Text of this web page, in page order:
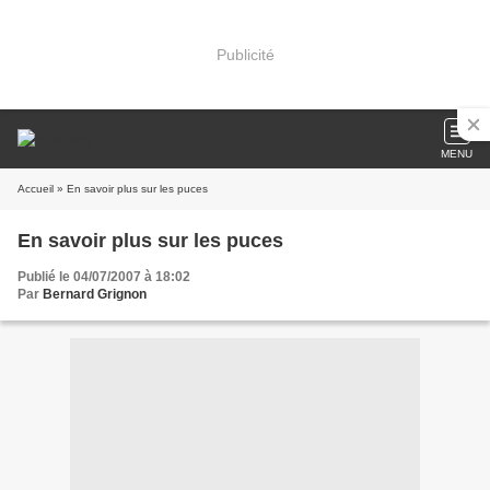
Publicité
MENU
Accueil » En savoir plus sur les puces
En savoir plus sur les puces
Publié le 04/07/2007 à 18:02
Par Bernard Grignon